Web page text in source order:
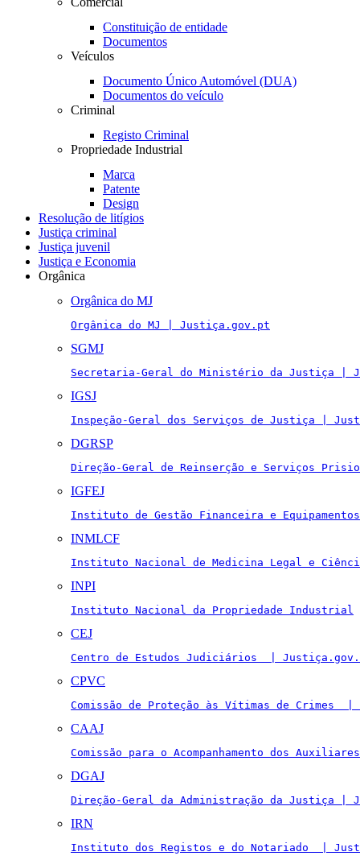
Constituição de entidade
Documentos
Veículos
Documento Único Automóvel (DUA)
Documentos do veículo
Criminal
Registo Criminal
Propriedade Industrial
Marca
Patente
Design
Resolução de litígios
Justiça criminal
Justiça juvenil
Justiça e Economia
Orgânica
Orgânica do MJ
Orgânica do MJ | Justiça.gov.pt
SGMJ
Secretaria-Geral do Ministério da Justiça |
IGSJ
Inspeção-Geral dos Serviços de Justiça |
DGRSP
Direção-Geral de Reinserção e Serviços
IGFEJ
Instituto de Gestão Financeira e
INMLCF
Instituto Nacional de Medicina Legal e
INPI
Instituto Nacional da Propriedade Industrial
CEJ
Centro de Estudos Judiciários  |
CPVC
Comissão de Proteção às Vítimas de Crimes
CAAJ
Comissão para o Acompanhamento dos
DGAJ
Direção-Geral da Administração da Justiça |
IRN
Instituto dos Registos e do Notariado  |